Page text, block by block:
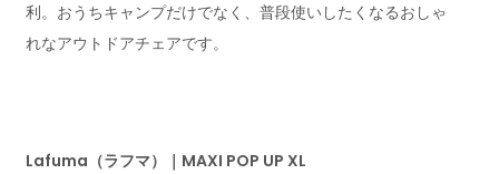
利。おうちキャンプだけでなく、普段使いしたくなるおしゃ
れなアウトドアチェアです。
Lafuma（ラフマ）｜MAXI POP UP XL